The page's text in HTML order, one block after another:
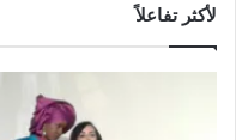
لأكثر تفاعلاً